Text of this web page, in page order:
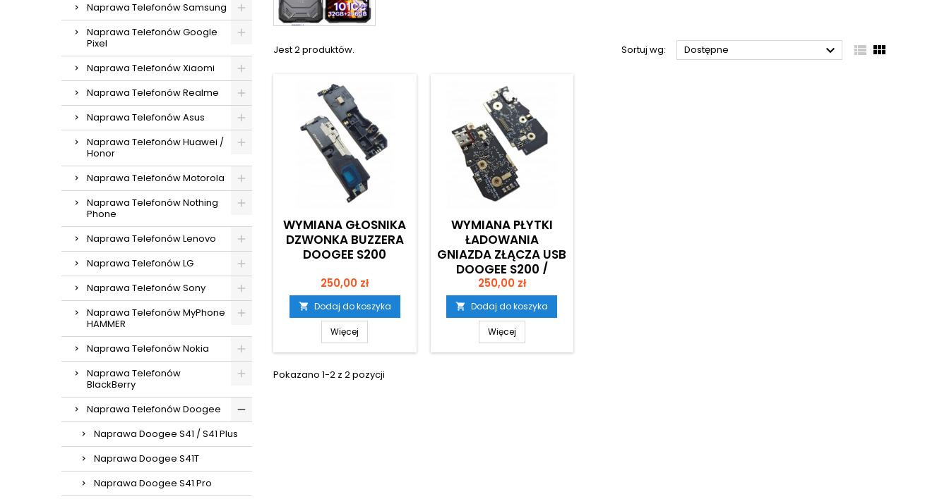
Naprawa Telefonów Samsung
Naprawa Telefonów Google
Pixel
Naprawa Telefonów Xiaomi
Naprawa Telefonów Realme
Naprawa Telefonów Asus
Naprawa Telefonów Huawei /
Honor
Naprawa Telefonów Motorola
Naprawa Telefonów Nothing
Phone
Naprawa Telefonów Lenovo
Naprawa Telefonów LG
Naprawa Telefonów Sony
Naprawa Telefonów MyPhone
HAMMER
Naprawa Telefonów Nokia
Naprawa Telefonów
BlackBerry
Naprawa Telefonów Doogee
Naprawa Doogee S41 / S41 Plus
Naprawa Doogee S41T
Naprawa Doogee S41 Pro
Jest 2 produktów. Sortuj wg: Dostępne   
WYMIANA GŁOSNIKA
DZWONKA BUZZERA
DOOGEE S200
Cena
250,00 zł
 Dodaj do koszyka
Więcej
WYMIANA PŁYTKI
ŁADOWANIA
GNIAZDA ZŁĄCZA USB
DOOGEE S200 /
S200X
Cena
250,00 zł
 Dodaj do koszyka
Więcej
Pokazano 1-2 z 2 pozycji